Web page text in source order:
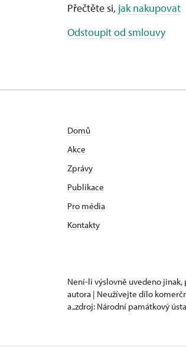
Přečtěte si, jak nakupovat
Odstoupit od smlouvy
Domů
Akce
Zprávy
Publikace
Pro média
Kontakty
Není-li výslovně uvedeno
autora | Neužívejte dílo
a „zdroj: Národní památkový